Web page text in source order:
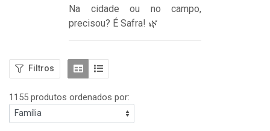
Na cidade ou no campo,
precisou? É Safra! 🌿
Filtros
1155 produtos ordenados por: